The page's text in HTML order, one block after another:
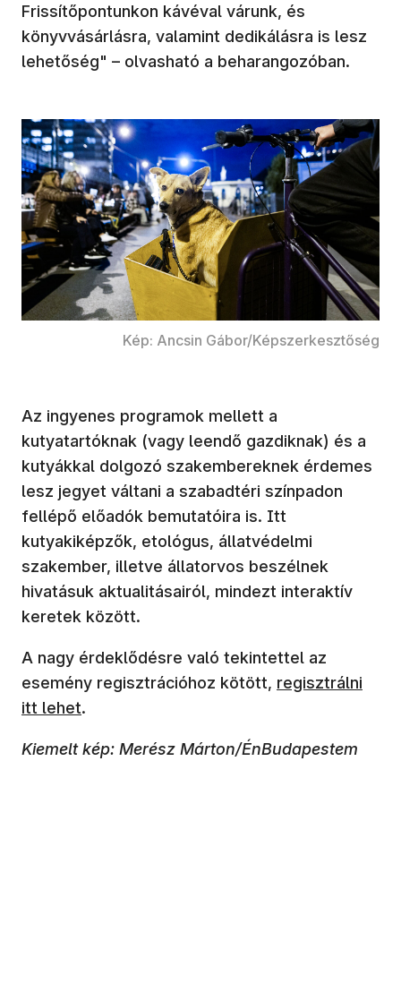
Frissítőpontunkon kávéval várunk, és
könyvvásárlásra, valamint dedikálásra is lesz
lehetőség" – olvasható a beharangozóban.
Kép: Ancsin Gábor/Képszerkesztőség
Az ingyenes programok mellett a
kutyatartóknak (vagy leendő gazdiknak) és a
kutyákkal dolgozó szakembereknek érdemes
lesz jegyet váltani a szabadtéri színpadon
fellépő előadók bemutatóira is. Itt
kutyakiképzők, etológus, állatvédelmi
szakember, illetve állatorvos beszélnek
hivatásuk aktualitásairól, mindezt interaktív
keretek között.
A nagy érdeklődésre való tekintettel az
esemény regisztrációhoz kötött, regisztrálni
itt lehet.
Kiemelt kép: Merész Márton/ÉnBudapestem